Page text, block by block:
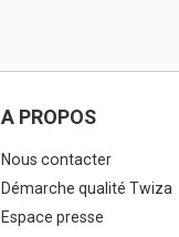
A PROPOS
Nous contacter
Démarche qualité Twiza
Espace presse